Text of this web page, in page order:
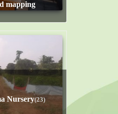
mapping
Nursery(23)